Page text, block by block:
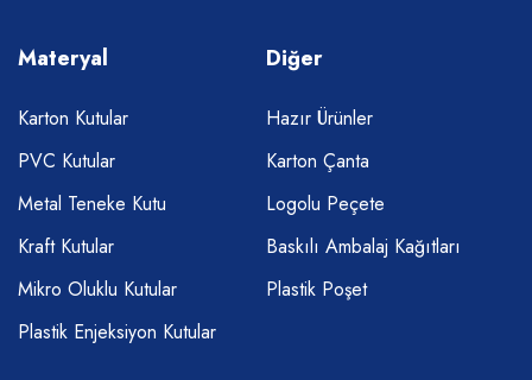
Materyal
Karton Kutular
PVC Kutular
Metal Teneke Kutu
Kraft Kutular
Mikro Oluklu Kutular
Plastik Enjeksiyon Kutular
Diğer
Hazır Ürünler
Karton Çanta
Logolu Peçete
Baskılı Ambalaj Kağıtları
Plastik Poşet